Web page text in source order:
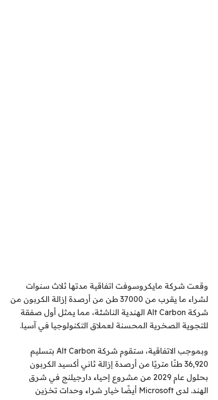
وقعت شركة مايكروسوفت اتفاقية مدتها ثلاث سنوات
لشراء ما يقرب من 37000 طن من أرصدة إزالة الكربون من
شركة Alt Carbon الهندية الناشئة، مما يمثل أول صفقة
للتجوية الصخرية المحسنة لعملاق التكنولوجيا في آسيا.
وبموجب الاتفاقية، ستقوم شركة Alt Carbon بتسليم
36,920 طنًا متريًا من أرصدة إزالة ثاني أكسيد الكربون
بحلول عام 2029 من مشروع إحياء دارجيلنج في شرق
الهند. لدى Microsoft أيضًا خيار شراء وحدات تخزين